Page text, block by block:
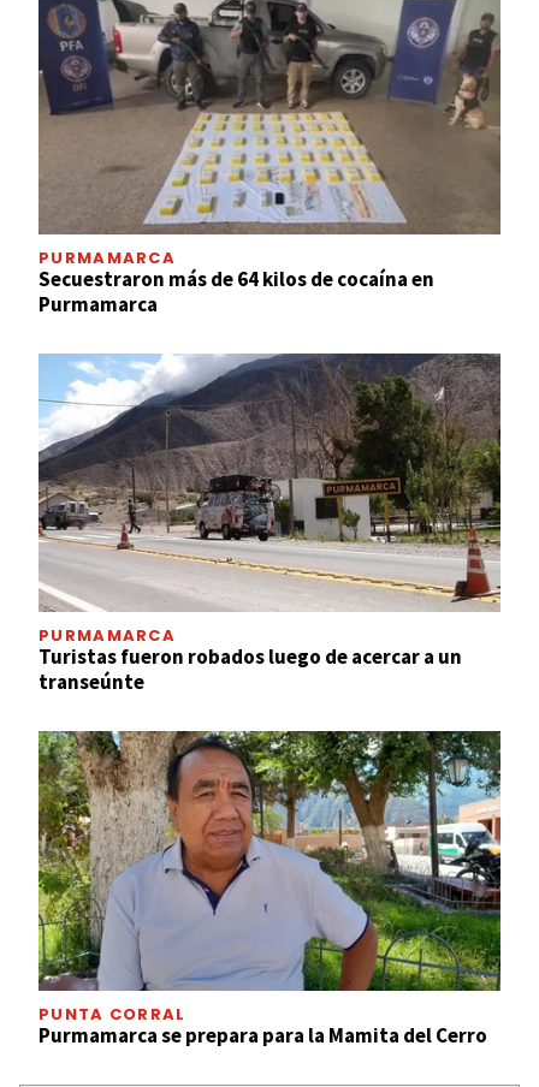
PURMAMARCA
Secuestraron más de 64 kilos de cocaína en
Purmamarca
PURMAMARCA
Turistas fueron robados luego de acercar a un
transeúnte
PUNTA CORRAL
Purmamarca se prepara para la Mamita del Cerro